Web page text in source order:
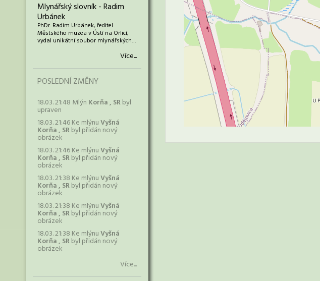
Mlynářský slovník - Radim
Urbánek
PhDr. Radim Urbánek, ředitel
Městského muzea v Ústí na Orlicí,
vydal unikátní soubor mlynářských…
Více...
POSLEDNÍ ZMĚNY
18.03. 21:48 Mlýn Korňa , SRbyl
upraven
18.03. 21:46 Ke mlýnuVyšná
Korňa , SRbyl přidán nový
obrázek
18.03. 21:46 Ke mlýnuVyšná
Korňa , SRbyl přidán nový
obrázek
18.03. 21:38 Ke mlýnuVyšná
Korňa , SRbyl přidán nový
obrázek
18.03. 21:38 Ke mlýnuVyšná
Korňa , SRbyl přidán nový
obrázek
18.03. 21:38 Ke mlýnuVyšná
Korňa , SRbyl přidán nový
obrázek
Více...